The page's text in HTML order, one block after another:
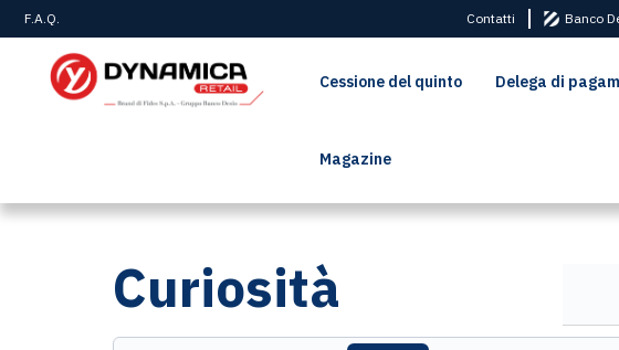
F.A.Q. Contatti Banco
Cessione del quinto Delega di
Magazine
Curiosità